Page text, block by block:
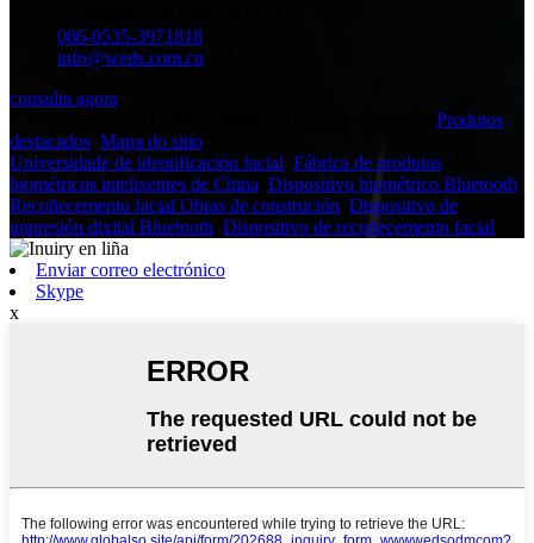
086-0535-3971818
info@weds.com.cn
consulta agora
Produtos
destacados Mapa do sitio
Universidade de identificación facial Fábrica de produtos
biométricos intelixentes de China Dispositivo biométrico Bluetooth
Recoñecemento facial Obras de construción Dispositivo de
impresión dixital Bluetooth Dispositivo de recoñecemento facial
Enviar correo electrónico
Skype
x